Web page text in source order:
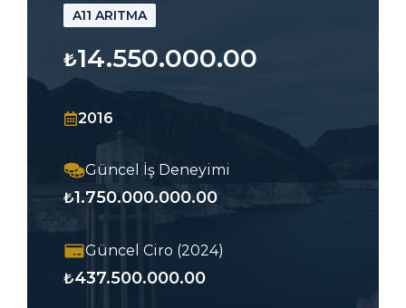
A11 ARITMA
₺14.550.000.00
2016
Güncel İş Deneyimi
₺1.750.000.000.00
Güncel Ciro (2024)
₺437.500.000.00